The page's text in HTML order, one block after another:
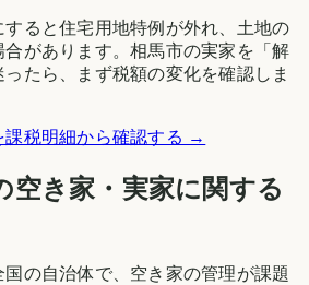
ると住宅用地特例が外れ、土地の
合があります。相馬市の実家を「解
たら、まず税額の変化を確認しま
課税明細から確認する →
空き家・実家に関する
の自治体で、空き家の管理が課題